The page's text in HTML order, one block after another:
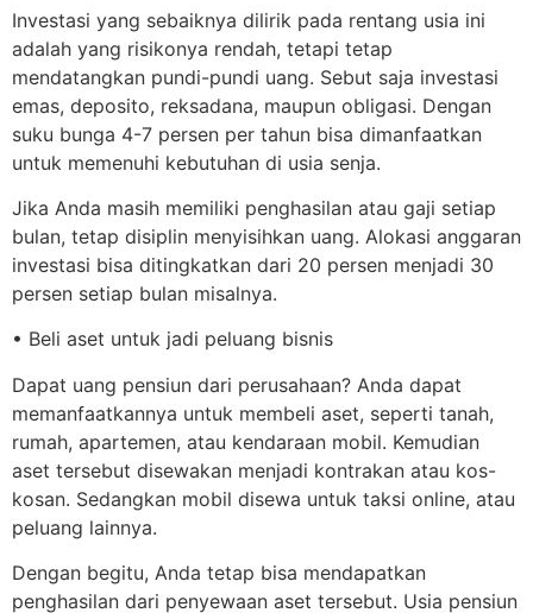
Investasi yang sebaiknya dilirik pada rentang usia ini
adalah yang risikonya rendah, tetapi tetap
mendatangkan pundi-pundi uang. Sebut saja investasi
emas, deposito, reksadana, maupun obligasi. Dengan
suku bunga 4-7 persen per tahun bisa dimanfaatkan
untuk memenuhi kebutuhan di usia senja.
Jika Anda masih memiliki penghasilan atau gaji setiap
bulan, tetap disiplin menyisihkan uang. Alokasi anggaran
investasi bisa ditingkatkan dari 20 persen menjadi 30
persen setiap bulan misalnya.
• Beli aset untuk jadi peluang bisnis
Dapat uang pensiun dari perusahaan? Anda dapat
memanfaatkannya untuk membeli aset, seperti tanah,
rumah, apartemen, atau kendaraan mobil. Kemudian
aset tersebut disewakan menjadi kontrakan atau kos-
kosan. Sedangkan mobil disewa untuk taksi online, atau
peluang lainnya.
Dengan begitu, Anda tetap bisa mendapatkan
penghasilan dari penyewaan aset tersebut. Usia pensiun